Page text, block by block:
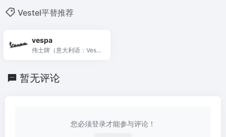
Vestel平替推荐
vespa
伟士牌（意大利语：Vesp
暂无评论
您必须登录才能参与评论！